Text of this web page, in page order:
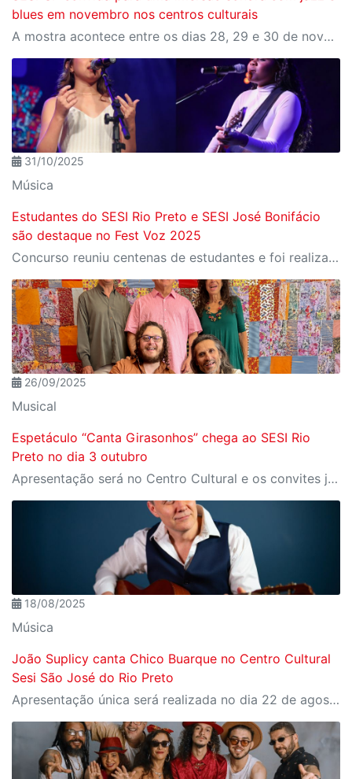
blues em novembro nos centros culturais
A mostra acontece entre os dias 28, 29 e 30 de novembro nos Centros Culturais SESI
31/10/2025
Música
Estudantes do SESI Rio Preto e SESI José Bonifácio
são destaque no Fest Voz 2025
Concurso reuniu centenas de estudantes e foi realizado em diferentes etapas durante o ano
26/09/2025
Musical
Espetáculo “Canta Girasonhos” chega ao SESI Rio
Preto no dia 3 outubro
Apresentação será no Centro Cultural e os convites já podem ser reservados por meio do site Meu SESI
18/08/2025
Música
João Suplicy canta Chico Buarque no Centro Cultural
Sesi São José do Rio Preto
Apresentação única será realizada no dia 22 de agosto com entrada gratuita